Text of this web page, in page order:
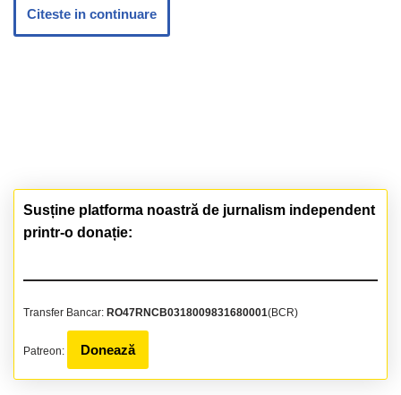
Citeste in continuare
Susține platforma noastră de jurnalism independent
printr-o donație:
Transfer Bancar: RO47RNCB0318009831680001(BCR)
Patreon: Donează